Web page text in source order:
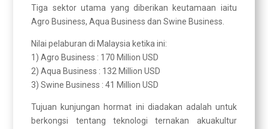
Tiga sektor utama yang diberikan keutamaan iaitu
Agro Business, Aqua Business dan Swine Business.
Nilai pelaburan di Malaysia ketika ini:
1) Agro Business : 170 Million USD
2) Aqua Business : 132 Million USD
3) Swine Business : 41 Million USD
Tujuan kunjungan hormat ini diadakan adalah untuk
berkongsi tentang teknologi ternakan akuakultur